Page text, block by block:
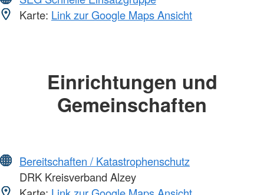
Karte: Link zur Google Maps Ansicht
Einrichtungen und
Gemeinschaften
Bereitschaften / Katastrophenschutz
DRK Kreisverband Alzey